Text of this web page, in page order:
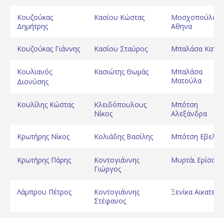
Κουζούκας
Δημήτρης
Κασίου Κώστας
Μοσχοπούλου
Αθηνα
Κουζούκας Γιάννης Κασίου Σταύρος Μπαλάσα
Κουλιανός
Διονύσης
Κασιώτης Θωμάς
Μπαλάσα
Ματούλα
Κουλίλης Κώστας
Κλειδόπουλους
Νίκος
Μπότση
Αλεξάνδρα
Κρωτήρης Νίκος Κολιάδης Βασίλης Μπότση
Κρωτήρης Πάρης
Κοντογιάννης
Γιώργος
Μυρτάι Ερίσα
Λάμπρου Πέτρος
Κοντογιάννης
Στέφανος
Ξενίκα